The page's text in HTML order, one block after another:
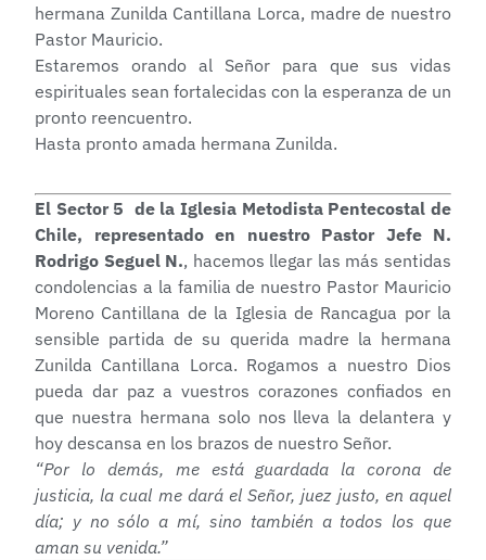
hermana Zunilda Cantillana Lorca, madre de nuestro
Pastor Mauricio.
Estaremos orando al Señor para que sus vidas
espirituales sean fortalecidas con la esperanza de un
pronto reencuentro.
Hasta pronto amada hermana Zunilda.
El Sector 5 de la Iglesia Metodista Pentecostal de
Chile, representado en nuestro Pastor Jefe N.
Rodrigo Seguel N., hacemos llegar las más sentidas
condolencias a la familia de nuestro Pastor Mauricio
Moreno Cantillana de la Iglesia de Rancagua por la
sensible partida de su querida madre la hermana
Zunilda Cantillana Lorca. Rogamos a nuestro Dios
pueda dar paz a vuestros corazones confiados en
que nuestra hermana solo nos lleva la delantera y
hoy descansa en los brazos de nuestro Señor.
“Por lo demás, me está guardada la corona de
justicia, la cual me dará el Señor, juez justo, en aquel
día; y no sólo a mí, sino también a todos los que
aman su venida.”